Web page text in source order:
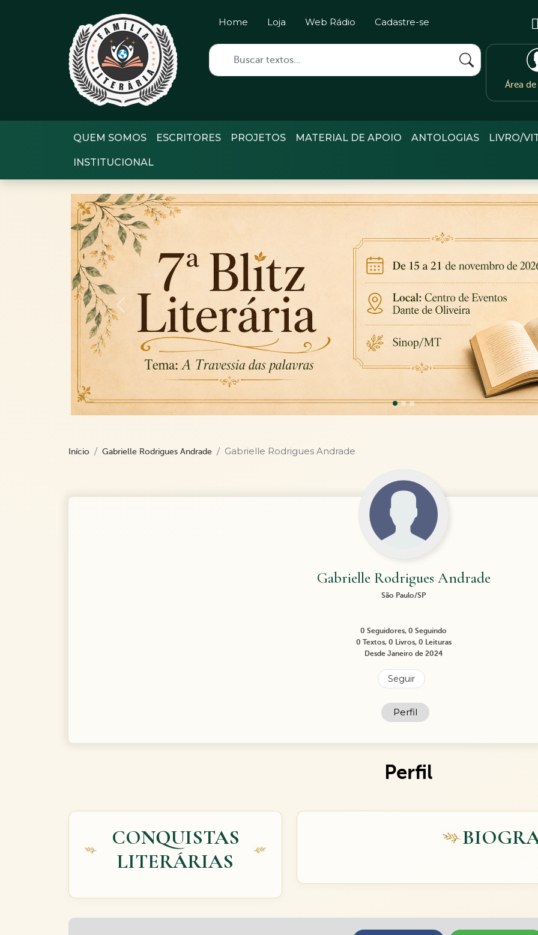
Home Loja Web Rádio Cadastre-se
Área
QUEM SOMOS ESCRITORES PROJETOS MATERIAL DE APOIO ANTOLOGIAS LIVRO/
INSTITUCIONAL
Previous
Início Gabrielle Rodrigues Andrade Gabrielle Rodrigues Andrade
Gabrielle Rodrigues Andrade
São Paulo/SP
0 Seguidores, 0 Seguindo
0 Textos, 0 Livros, 0 Leituras
Desde Janeiro de 2024
Seguir
Perfil
Perfil
CONQUISTAS
LITERÁRIAS